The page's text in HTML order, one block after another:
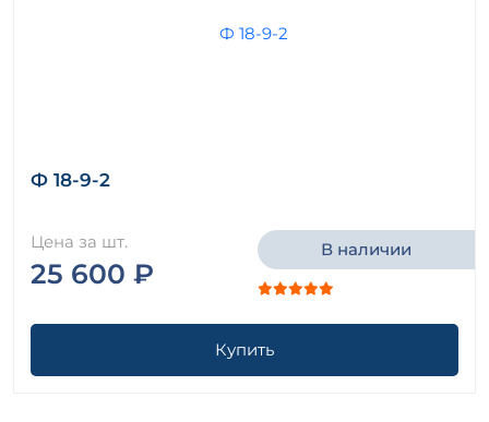
Ф 18-9-2
Цена за шт.
25 600 ₽
В наличии
Купить